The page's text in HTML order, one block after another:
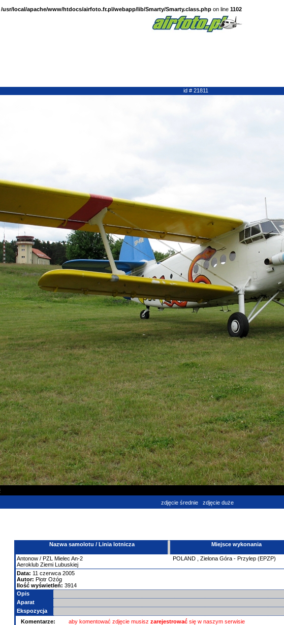
/usr/local/apache/www/htdocs/airfoto.fr.pl/webapp/lib/Smarty/Smarty.class.php on line 1102
id # 21811
zdjęcie średnie zdjęcie duże
Nazwa samolotu / Linia lotnicza Miejsce wykonania
Antonow / PZL Mielec An-2
Aeroklub Ziemi Lubuskiej
POLAND Zielona Góra - Przylep (EPZP)
Data: 11 czerwca 2005
Autor: Piotr Ożóg
Ilość wyświetleń: 3914
Opis
Aparat
Ekspozycja
Komentarze:
aby komentować zdjęcie musisz zarejestrować się w naszym serwisie